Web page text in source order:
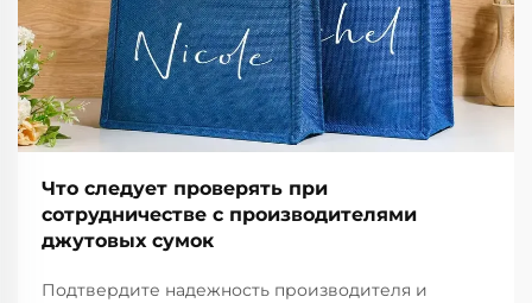
Что следует проверять при
сотрудничестве с производителями
джутовых сумок
Подтвердите надежность производителя и